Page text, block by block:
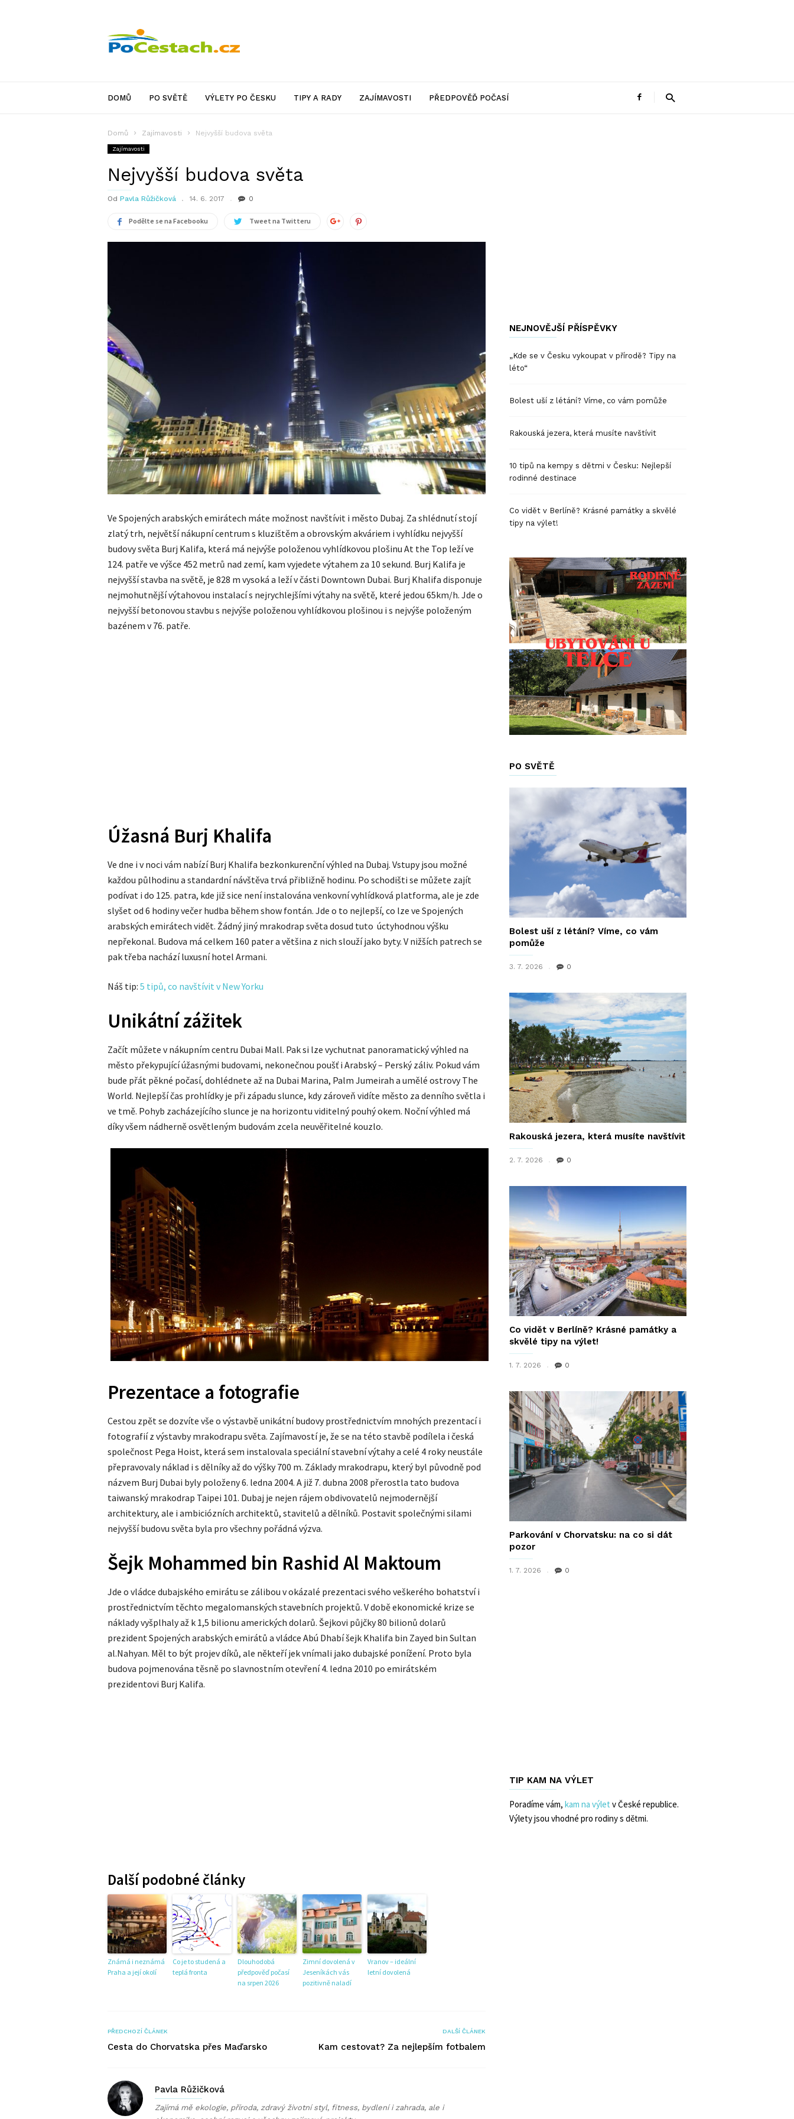
DOMŮ PO SVĚTĚ VÝLETY PO ČESKU TIPY A RADY ZAJÍMAVOSTI PŘEDPOVĚĎ POČASÍ
Domů Zajímavosti Nejvyšší budova světa
Zajímavosti
Nejvyšší budova světa
Od Pavla Růžičková 14. 6. 2017 0
Podělte se na Facebooku Tweet na Twitteru
Ve Spojených arabských emirátech máte možnost navštívit i město Dubaj. Za shlédnutí stojí
zlatý trh, největší nákupní centrum s kluzištěm a obrovským akváriem i vyhlídku nejvyšší
budovy světa Burj Kalifa, která má nejvýše položenou vyhlídkovou plošinu At the Top leží ve
124. patře ve výšce 452 metrů nad zemí, kam vyjedete výtahem za 10 sekund. Burj Kalifa je
nejvyšší stavba na světě, je 828 m vysoká a leží v části Downtown Dubai. Burj Khalifa disponuje
nejmohutnější výtahovou instalací s nejrychlejšími výtahy na světě, které jedou 65km/h. Jde o
nejvyšší betonovou stavbu s nejvýše položenou vyhlídkovou plošinou i s nejvýše položeným
bazénem v 76. patře.
Úžasná Burj Khalifa
Ve dne i v noci vám nabízí Burj Khalifa bezkonkurenční výhled na Dubaj. Vstupy jsou možné
každou půlhodinu a standardní návštěva trvá přibližně hodinu. Po schodišti se můžete zajít
podívat i do 125. patra, kde již sice není instalována venkovní vyhlídková platforma, ale je zde
slyšet od 6 hodiny večer hudba během show fontán. Jde o to nejlepší, co lze ve Spojených
arabských emirátech vidět. Žádný jiný mrakodrap světa dosud tuto úctyhodnou výšku
nepřekonal. Budova má celkem 160 pater a většina z nich slouží jako byty. V nižších patrech se
pak třeba nachází luxusní hotel Armani.
Náš tip: 5 tipů, co navštívit v New Yorku
Unikátní zážitek
Začít můžete v nákupním centru Dubai Mall. Pak si lze vychutnat panoramatický výhled na
město překypující úžasnými budovami, nekonečnou poušť i Arabský – Perský záliv. Pokud vám
bude přát pěkné počasí, dohlédnete až na Dubai Marina, Palm Jumeirah a umělé ostrovy The
World. Nejlepší čas prohlídky je při západu slunce, kdy zároveň vidíte město za denního světla i
ve tmě. Pohyb zacházejícího slunce je na horizontu viditelný pouhý okem. Noční výhled má
díky všem nádherně osvětleným budovám zcela neuvěřitelné kouzlo.
Prezentace a fotografie
Cestou zpět se dozvíte vše o výstavbě unikátní budovy prostřednictvím mnohých prezentací i
fotografií z výstavby mrakodrapu světa. Zajímavostí je, že se na této stavbě podílela i česká
společnost Pega Hoist, která sem instalovala speciální stavební výtahy a celé 4 roky neustále
přepravovaly náklad i s dělníky až do výšky 700 m. Základy mrakodrapu, který byl původně pod
názvem Burj Dubai byly položeny 6. ledna 2004. A již 7. dubna 2008 přerostla tato budova
taiwanský mrakodrap Taipei 101. Dubaj je nejen rájem obdivovatelů nejmodernější
architektury, ale i ambiciózních architektů, stavitelů a dělníků. Postavit společnými silami
nejvyšší budovu světa byla pro všechny pořádná výzva.
Šejk Mohammed bin Rashid Al Maktoum
Jde o vládce dubajského emirátu se zálibou v okázalé prezentaci svého veškerého bohatství i
prostřednictvím těchto megalomanských stavebních projektů. V době ekonomické krize se
náklady vyšplhaly až k 1,5 bilionu amerických dolarů. Šejkovi půjčky 80 bilionů dolarů
prezident Spojených arabských emirátů a vládce Abú Dhabí šejk Khalifa bin Zayed bin Sultan
al.Nahyan. Měl to být projev díků, ale někteří jek vnímali jako dubajské ponížení. Proto byla
budova pojmenována těsně po slavnostním otevření 4. ledna 2010 po emirátském
prezidentovi Burj Kalifa.
Další podobné články
Známá i neznámá
Praha a její okolí
Co je to studená a
teplá fronta
Dlouhodobá
předpověď počasí
na srpen 2026
Zimní dovolená v
Jeseníkách vás
pozitivně naladí
Vranov – ideální
letní dovolená
PŘEDCHOZÍ ČLÁNEK
Cesta do Chorvatska přes Maďarsko
DALŠÍ ČLÁNEK
Kam cestovat? Za nejlepším fotbalem
Pavla Růžičková
Zajímá mě ekologie, příroda, zdravý životní styl, fitness, bydlení i zahrada, ale i
NEJNOVĚJŠÍ PŘÍSPĚVKY
„Kde se v Česku vykoupat v přírodě? Tipy na
léto“
Bolest uší z létání? Víme, co vám pomůže
Rakouská jezera, která musíte navštívit
10 tipů na kempy s dětmi v Česku: Nejlepší
rodinné destinace
Co vidět v Berlíně? Krásné památky a skvělé
tipy na výlet!
PO SVĚTĚ
Bolest uší z létání? Víme, co vám
pomůže
3. 7. 2026 0
Rakouská jezera, která musíte navštívit
2. 7. 2026 0
Co vidět v Berlíně? Krásné památky a
skvělé tipy na výlet!
1. 7. 2026 0
Parkování v Chorvatsku: na co si dát
pozor
1. 7. 2026 0
TIP KAM NA VÝLET
Poradíme vám, kam na výlet v České republice.
Výlety jsou vhodné pro rodiny s dětmi.